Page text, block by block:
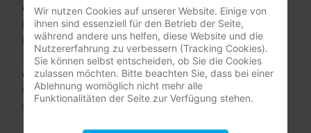
enthält das Erhebungsinstrument zur
Indikatorenerfassung einschließlich Manual für die
Pflegeeinrichtungen (Anlage 3 wurde am 30. Juli
2019 redaktionell geändert). Anlage 4 beschreibt
das Verfahren zur Datenaufbereitung und
Übermittlung sowie die Stichprobenregelung, die
für die Qualitätsprüfung relevant ist.
Wir nutzen Cookies auf unserer Website. Einige von
ihnen sind essenziell für den Betrieb der Seite,
während andere uns helfen, diese Website und die
Nutzererfahrung zu verbessern (Tracking Cookies).
Sie können selbst entscheiden, ob Sie die Cookies
zulassen möchten. Bitte beachten Sie, dass bei einer
Ablehnung womöglich nicht mehr alle
Funktionalitäten der Seite zur Verfügung stehen.